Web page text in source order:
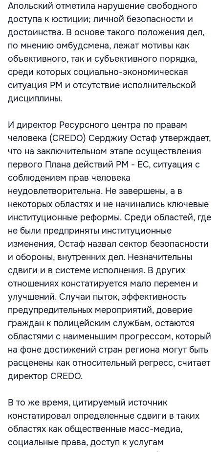
Апольский отметила нарушение свободного
доступа к юстиции; личной безопасности и
достоинства. В основе такого положения дел,
по мнению омбудсмена, лежат мотивы как
объективного, так и субъективного порядка,
среди которых социально-экономическая
ситуация РМ и отсутствие исполнительской
дисциплины.
И директор Ресурсного центра по правам
человека (CREDO) Серджиу Остаф утверждает,
что на заключительном этапе осуществления
первого Плана действий РМ - ЕС, ситуация с
соблюдением прав человека
неудовлетворительна. Не завершены, а в
некоторых областях и не начинались ключевые
институционные реформы. Среди областей, где
не были предприняты институционные
изменения, Остаф назвал сектор безопасности
и обороны, внутренних дел. Незначительны
сдвиги и в системе исполнения. В других
отношениях констатируется мало перемен и
улучшений. Случаи пыток, эффективность
предупредительных мероприятий, доверие
граждан к полицейским службам, остаются
областями с наименьшим прогрессом, который
на фоне достижений стран региона могут быть
расценены как относительный регресс, считает
директор CREDO.
В то же время, цитируемый источник
констатировал определенные сдвиги в таких
областях как общественные масс-медиа,
социальные права, доступ к услугам